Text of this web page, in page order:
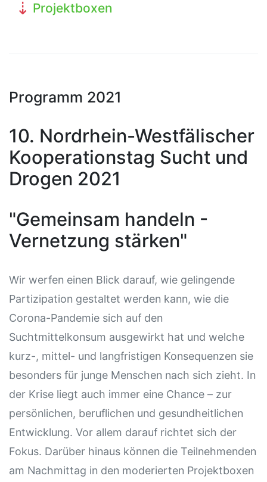
Projektboxen
Programm 2021
10. Nordrhein-Westfälischer
Kooperationstag Sucht und
Drogen 2021
"Gemeinsam handeln -
Vernetzung stärken"
Wir werfen einen Blick darauf, wie gelingende
Partizipation gestaltet werden kann, wie die
Corona-Pandemie sich auf den
Suchtmittelkonsum ausgewirkt hat und welche
kurz-, mittel- und langfristigen Konsequenzen sie
besonders für junge Menschen nach sich zieht. In
der Krise liegt auch immer eine Chance – zur
persönlichen, beruflichen und gesundheitlichen
Entwicklung. Vor allem darauf richtet sich der
Fokus. Darüber hinaus können die Teilnehmenden
am Nachmittag in den moderierten Projektboxen